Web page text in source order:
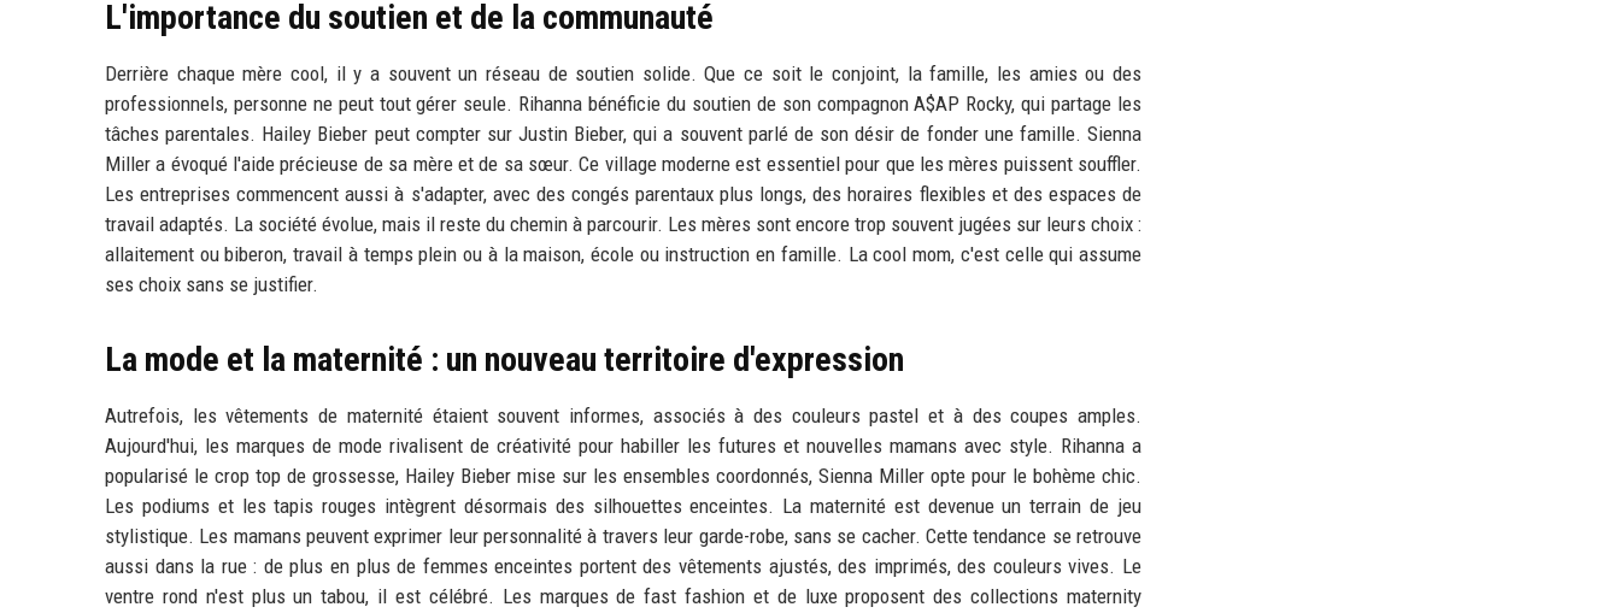
L'importance du soutien et de la communauté
Derrière chaque mère cool, il y a souvent un réseau de soutien solide. Que ce soit le conjoint, la famille, les amies ou des
professionnels, personne ne peut tout gérer seule. Rihanna bénéficie du soutien de son compagnon A$AP Rocky, qui partage les
tâches parentales. Hailey Bieber peut compter sur Justin Bieber, qui a souvent parlé de son désir de fonder une famille. Sienna
Miller a évoqué l'aide précieuse de sa mère et de sa sœur. Ce village moderne est essentiel pour que les mères puissent souffler.
Les entreprises commencent aussi à s'adapter, avec des congés parentaux plus longs, des horaires flexibles et des espaces de
travail adaptés. La société évolue, mais il reste du chemin à parcourir. Les mères sont encore trop souvent jugées sur leurs choix :
allaitement ou biberon, travail à temps plein ou à la maison, école ou instruction en famille. La cool mom, c'est celle qui assume
ses choix sans se justifier.
La mode et la maternité : un nouveau territoire d'expression
Autrefois, les vêtements de maternité étaient souvent informes, associés à des couleurs pastel et à des coupes amples.
Aujourd'hui, les marques de mode rivalisent de créativité pour habiller les futures et nouvelles mamans avec style. Rihanna a
popularisé le crop top de grossesse, Hailey Bieber mise sur les ensembles coordonnés, Sienna Miller opte pour le bohème chic.
Les podiums et les tapis rouges intègrent désormais des silhouettes enceintes. La maternité est devenue un terrain de jeu
stylistique. Les mamans peuvent exprimer leur personnalité à travers leur garde-robe, sans se cacher. Cette tendance se retrouve
aussi dans la rue : de plus en plus de femmes enceintes portent des vêtements ajustés, des imprimés, des couleurs vives. Le
ventre rond n'est plus un tabou, il est célébré. Les marques de fast fashion et de luxe proposent des collections maternity